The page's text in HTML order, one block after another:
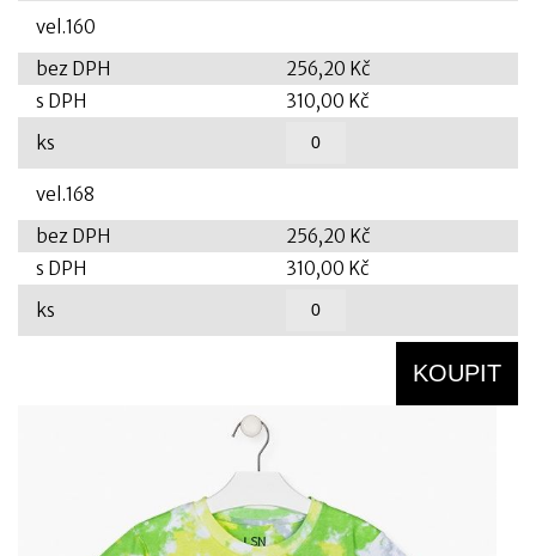
vel.160
bez DPH
256,20 Kč
s DPH
310,00 Kč
ks
vel.168
bez DPH
256,20 Kč
s DPH
310,00 Kč
ks